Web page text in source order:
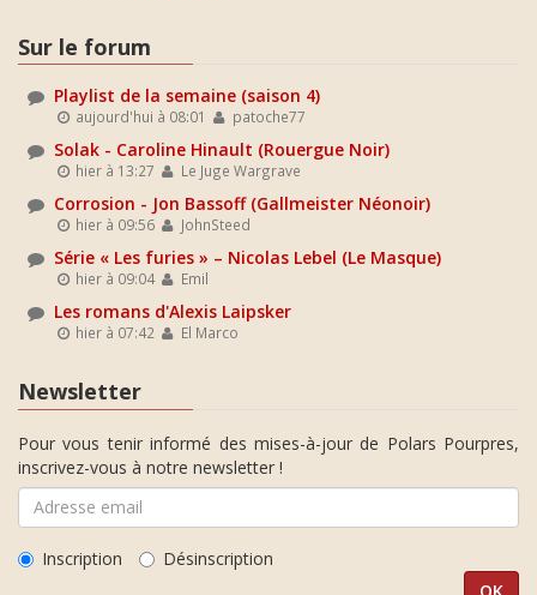
Sur le forum
Playlist de la semaine (saison 4)
aujourd'hui à 08:01 patoche77
Solak - Caroline Hinault (Rouergue Noir)
hier à 13:27 Le Juge Wargrave
Corrosion - Jon Bassoff (Gallmeister Néonoir)
hier à 09:56 JohnSteed
Série « Les furies » – Nicolas Lebel (Le Masque)
hier à 09:04 Emil
Les romans d'Alexis Laipsker
hier à 07:42 El Marco
Newsletter
Pour vous tenir informé des mises-à-jour de Polars Pourpres,
inscrivez-vous à notre newsletter !
Inscription Désinscription